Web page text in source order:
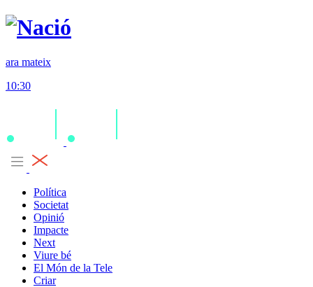
ara mateix
10:30
Política
Societat
Opinió
Impacte
Next
Viure bé
El Món de la Tele
Criar